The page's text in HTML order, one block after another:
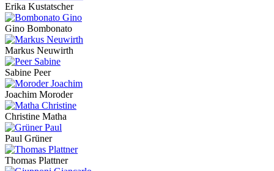
Erika Kustatscher
Gino Bombonato
Markus Neuwirth
Sabine Peer
Joachim Moroder
Christine Matha
Paul Grüner
Thomas Plattner